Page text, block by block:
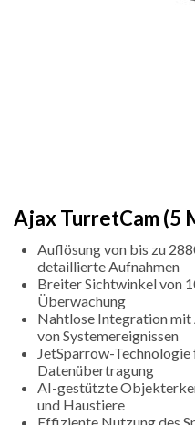
Ajax TurretCam (5
Auflösung von bis zu
detaillierte Aufnahmen
Breiter Sichtwinkel von
Überwachung
Nahtlose Integration
von Systemereignissen
JetSparrow-
Datenübertragung
AI-gestützte
und Haustiere